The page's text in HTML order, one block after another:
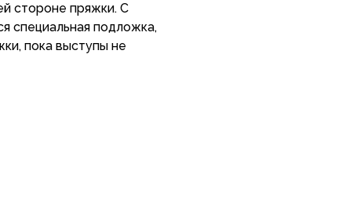
стороне пряжки. С
специальная подложка,
пока выступы не
при установке